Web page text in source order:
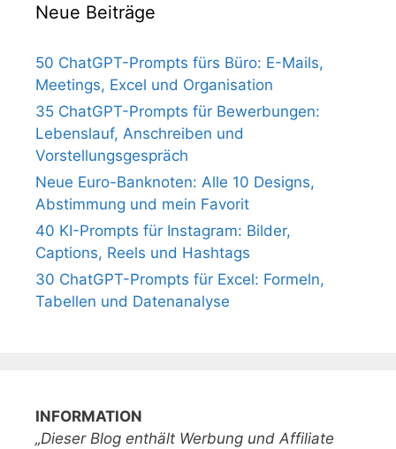
Neue Beiträge
50 ChatGPT-Prompts fürs Büro: E-Mails,
Meetings, Excel und Organisation
35 ChatGPT-Prompts für Bewerbungen:
Lebenslauf, Anschreiben und
Vorstellungsgespräch
Neue Euro-Banknoten: Alle 10 Designs,
Abstimmung und mein Favorit
40 KI-Prompts für Instagram: Bilder,
Captions, Reels und Hashtags
30 ChatGPT-Prompts für Excel: Formeln,
Tabellen und Datenanalyse
INFORMATION
„Dieser Blog enthält Werbung und Affiliate